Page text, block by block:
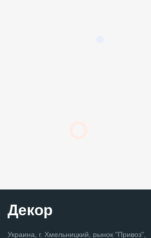
Декор
Украина, г. Хмельницкий, рынок "Привоз",